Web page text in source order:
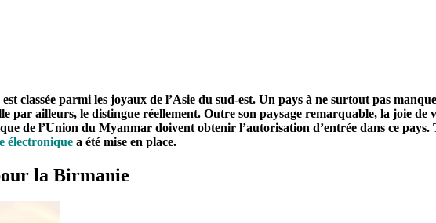
classée parmi les joyaux de l’Asie du sud-est. Un pays à ne surtout pas
par ailleurs, le distingue réellement. Outre son paysage remarquable, la joie de
de l’Union du Myanmar doivent obtenir l’autorisation d’entrée dans ce pays.
électronique a été mise en place.
la Birmanie